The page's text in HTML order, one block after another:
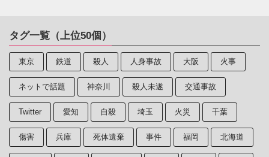
タグ一覧（上位50個）
東京 鉄道 殺人 人身事故 大阪 火事
ネットで話題 神奈川 殺人未遂 交通事故
Twitter 愛知 自殺 埼玉 火災 千葉
傷害 兵庫 死体遺棄 事件 福岡 北海道